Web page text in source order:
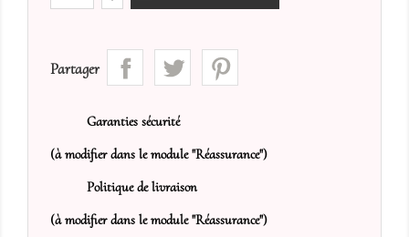
Partager
Garanties sécurité
(à modifier dans le module "Réassurance")
Politique de livraison
(à modifier dans le module "Réassurance")